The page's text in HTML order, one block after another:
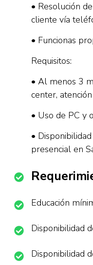
• Resolución
cliente vía
• Funcionas
Requisitos:
• Al menos 3
center,
• Uso de PC y
•
presencial en
Educación
Disponibilidad
Disponibilidad